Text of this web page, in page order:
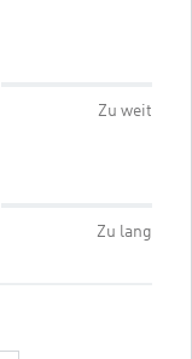
Zu weit
Zu lang